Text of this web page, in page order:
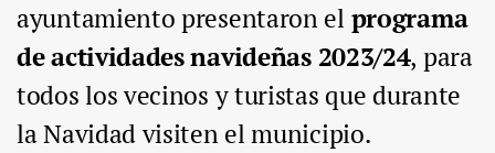
ayuntamiento presentaron el programa
de actividades navideñas 2023/24, para
todos los vecinos y turistas que durante
la Navidad visiten el municipio.